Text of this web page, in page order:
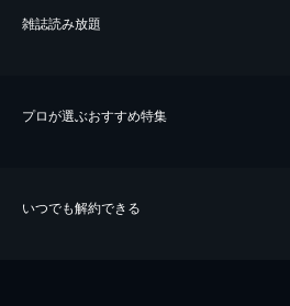
雑誌読み放題
プロが選ぶおすすめ特集
いつでも解約できる